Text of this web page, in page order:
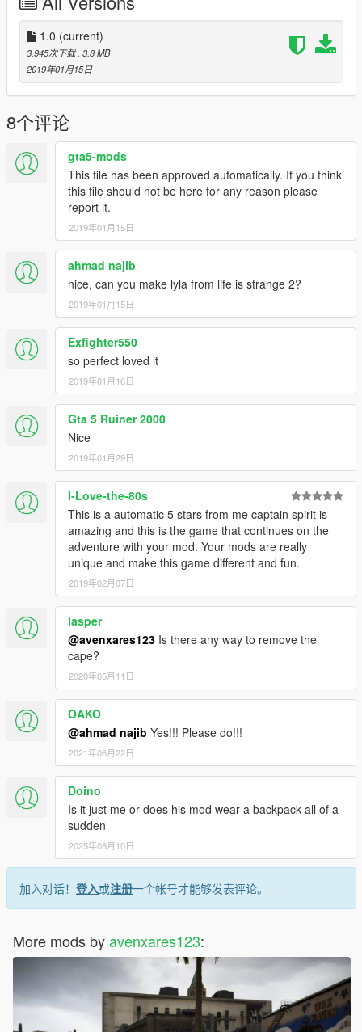
1.0 (current)
3,945次下载 , 3.8 MB
2019年01月15日
8个评论
gta5-mods
This file has been approved automatically. If you think
this file should not be here for any reason please
report it.
2019年01月15日
ahmad najib
nice, can you make lyla from life is strange 2?
2019年01月15日
Exfighter550
so perfect loved it
2019年01月16日
Gta 5 Ruiner 2000
Nice
2019年01月29日
I-Love-the-80s
This is a automatic 5 stars from me captain spirit is
amazing and this is the game that continues on the
adventure with your mod. Your mods are really
unique and make this game different and fun.
2019年02月07日
lasper
@avenxares123 Is there any way to remove the
cape?
2020年05月11日
OAKO
@ahmad najib Yes!!! Please do!!!
2021年06月22日
Doino
Is it just me or does his mod wear a backpack all of a
sudden
2025年08月10日
加入对话！ 登入或注册一个帐号才能够发表评论。
More mods byavenxares123: